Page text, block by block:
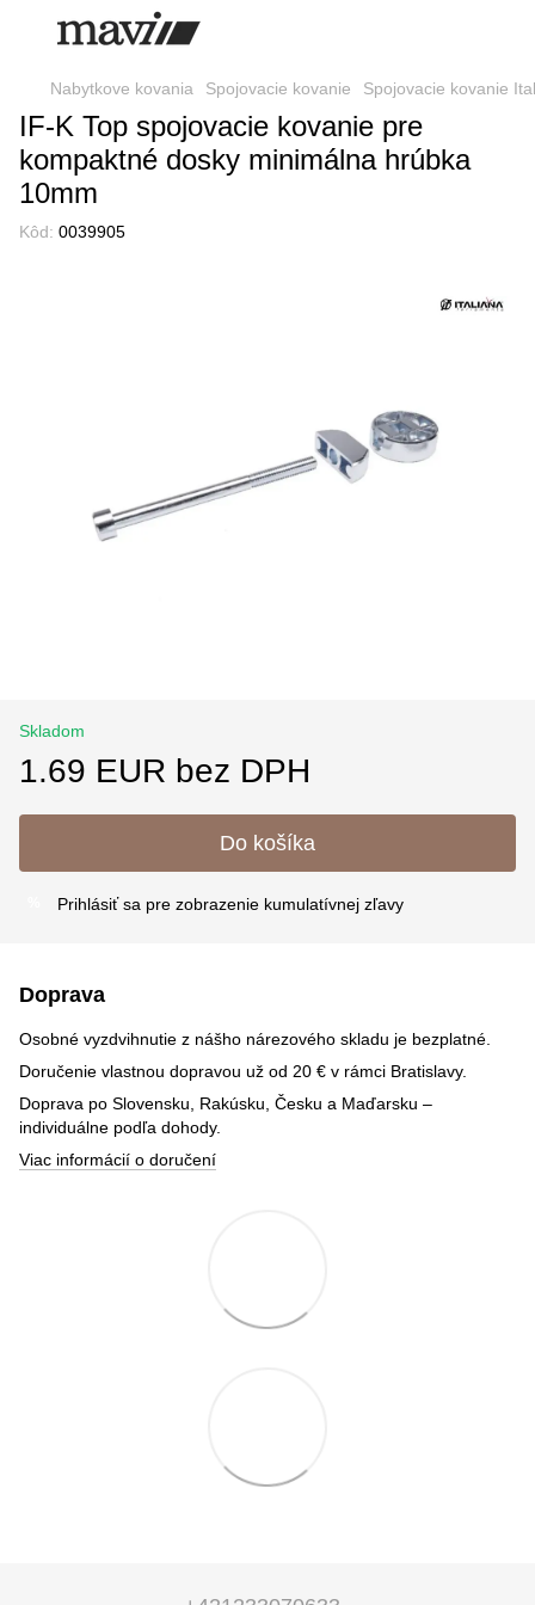
Nabytkove kovania Spojovacie kovanie Spojovacie kovanie
IF-K Top spojovacie kovanie pre
kompaktné dosky minimálna hrúbka
10mm
Kôd: 0039905
Skladom
1.69 EUR bez DPH
Do košíka
Prihlásiť sa pre zobrazenie kumulatívnej zľavy
Doprava
Osobné vyzdvihnutie z nášho nárezového skladu je bezplatné.
Doručenie vlastnou dopravou už od 20 € v rámci Bratislavy.
Doprava po Slovensku, Rakúsku, Česku a Maďarsku –
individuálne podľa dohody.
Viac informácií o doručení